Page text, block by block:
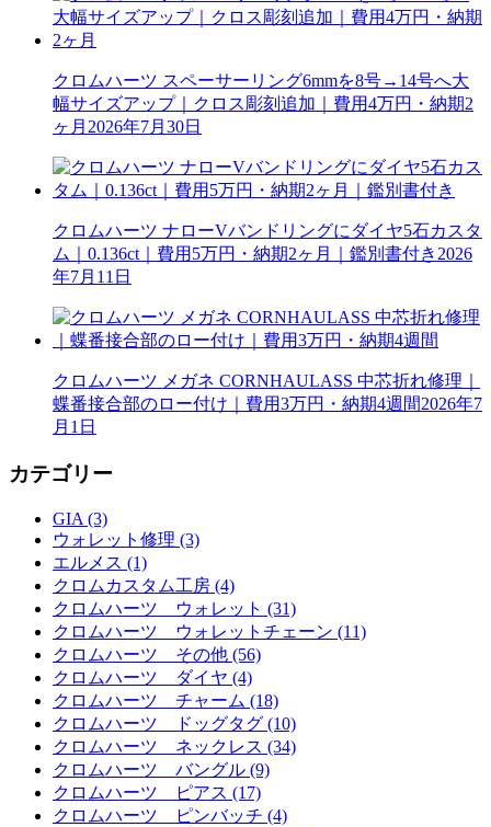
クロムハーツ スペーサーリング6mmを8号→14号へ大
幅サイズアップ｜クロス彫刻追加｜費用4万円・納期2
ヶ月 2026年7月30日
クロムハーツ ナローVバンドリングにダイヤ5石カスタ
ム｜0.136ct｜費用5万円・納期2ヶ月｜鑑別書付き 2026
年7月11日
クロムハーツ メガネ CORNHAULASS 中芯折れ修理｜
蝶番接合部のロー付け｜費用3万円・納期4週間2026年7
月1日
カテゴリー
GIA (3)
ウォレット修理 (3)
エルメス (1)
クロムカスタム工房 (4)
クロムハーツ ウォレット (31)
クロムハーツ ウォレットチェーン (11)
クロムハーツ その他 (56)
クロムハーツ ダイヤ (4)
クロムハーツ チャーム (18)
クロムハーツ ドッグタグ (10)
クロムハーツ ネックレス (34)
クロムハーツ バングル (9)
クロムハーツ ピアス (17)
クロムハーツ ピンバッチ (4)